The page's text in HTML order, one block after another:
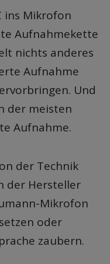
ins Mikrofon
Aufnahmekette
nichts anderes
Aufnahme
Und
der meisten
Aufnahme.
der Technik
der Hersteller
Mikrofon
oder
zaubern.